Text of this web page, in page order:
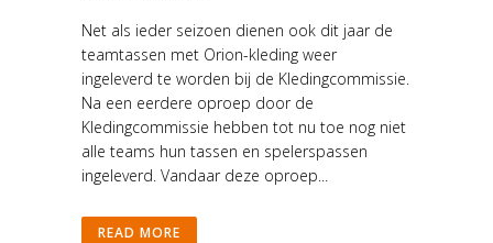
Net als ieder seizoen dienen ook dit jaar de
teamtassen met Orion-kleding weer
ingeleverd te worden bij de Kledingcommissie.
Na een eerdere oproep door de
Kledingcommissie hebben tot nu toe nog niet
alle teams hun tassen en spelerspassen
ingeleverd. Vandaar deze oproep...
READ MORE